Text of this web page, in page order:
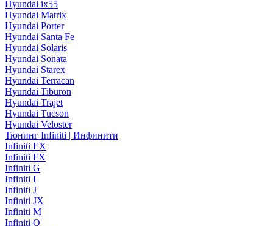
Hyundai ix55
Hyundai Matrix
Hyundai Porter
Hyundai Santa Fe
Hyundai Solaris
Hyundai Sonata
Hyundai Starex
Hyundai Terracan
Hyundai Tiburon
Hyundai Trajet
Hyundai Tucson
Hyundai Veloster
Тюнинг Infiniti | Инфинити
Infiniti EX
Infiniti FX
Infiniti G
Infiniti I
Infiniti J
Infiniti JX
Infiniti M
Infiniti Q